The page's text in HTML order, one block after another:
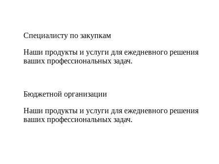
Специалисту по закупкам
Наши продукты и услуги для ежедневного решения
ваших профессиональных задач.
Бюджетной организации
Наши продукты и услуги для ежедневного решения
ваших профессиональных задач.